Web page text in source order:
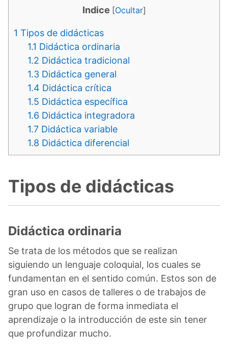
Indice [Ocultar]
1 Tipos de didácticas
1.1 Didáctica ordinaria
1.2 Didáctica tradicional
1.3 Didáctica general
1.4 Didáctica crítica
1.5 Didáctica específica
1.6 Didáctica integradora
1.7 Didáctica variable
1.8 Didáctica diferencial
Tipos de didácticas
Didáctica ordinaria
Se trata de los métodos que se realizan
siguiendo un lenguaje coloquial, los cuales se
fundamentan en el sentido común. Estos son de
gran uso en casos de talleres o de trabajos de
grupo que logran de forma inmediata el
aprendizaje o la introducción de este sin tener
que profundizar mucho.